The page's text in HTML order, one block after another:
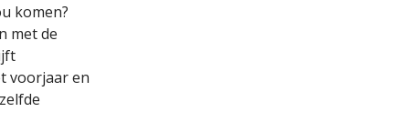
komen?
met de
voorjaar en